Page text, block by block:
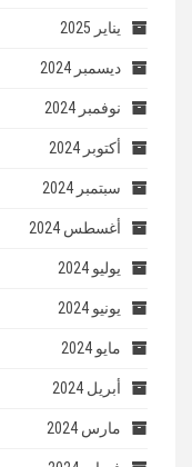
يناير 2025
ديسمبر 2024
نوفمبر 2024
أكتوبر 2024
سبتمبر 2024
أغسطس 2024
يوليو 2024
يونيو 2024
مايو 2024
أبريل 2024
مارس 2024